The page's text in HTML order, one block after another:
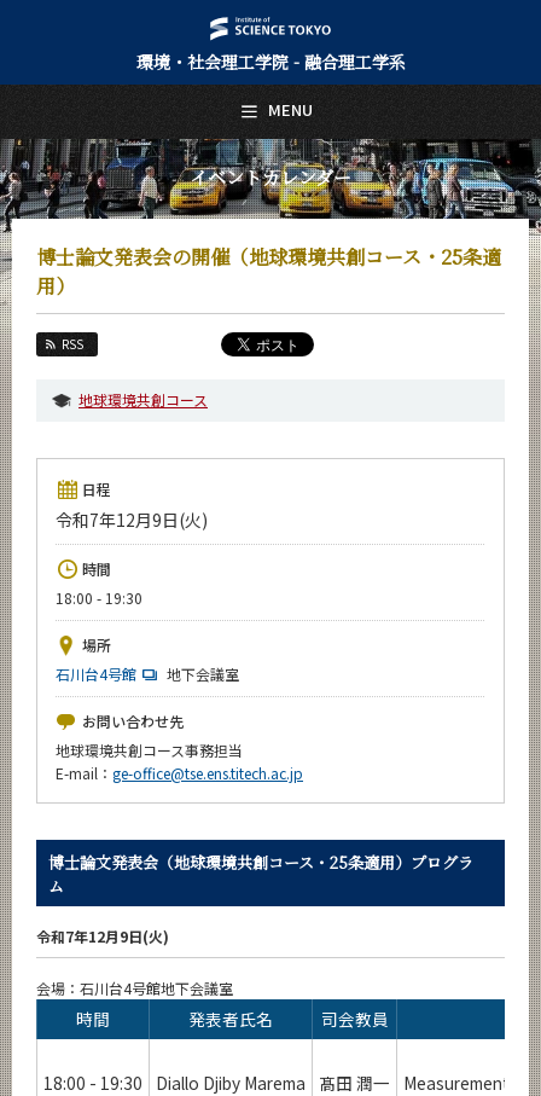
環境・社会理工学院 - 融合理工学系
イベントカレンダー
博士論文発表会の開催（地球環境共創コース・25条適
用）
RSS
地球環境共創コース
日程
令和7年12月9日(火)
時間
18:00 - 19:30
場所
石川台4号館
地下会議室
お問い合わせ先
地球環境共創コース事務担当
E-mail： ge-office@tse.ens.titech.ac.jp
博士論文発表会（地球環境共創コース・25条適用）プログラ
ム
令和7年12月9日(火)
会場：石川台4号館地下会議室
時間 発表者氏名 司会教員
18:00 - 19:30 Diallo Djiby Marema 髙田 潤一 Measurement-
MENU
日本語 English
トップページ
Top Page
融合理工学系について
About Us
教育
教員・研究室
Faculty and Laboratories
未来
Admissions
融合理工学系 News
News
イベントカレンダー
Event Calendar
今後のイベント
今後の課程別イベント
年別アーカイブ
サイト構成
CLOSE